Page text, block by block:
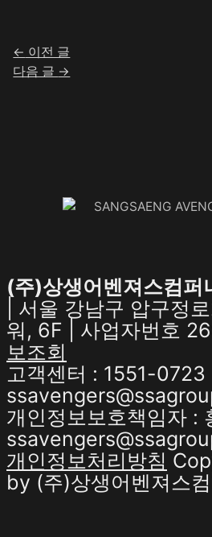
← 이전 글
다음 글 →
(주)상생어벤져스컴퍼
| 서울 강남구 압구정
워, 6F | 사업자번호
보조회
고객센터 : 1551-0723 |
개인정보보호책임자 :
개인정보처리방침
by (주)상생어벤져스